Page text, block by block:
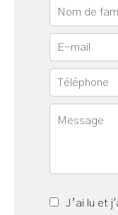
J’ai lu et